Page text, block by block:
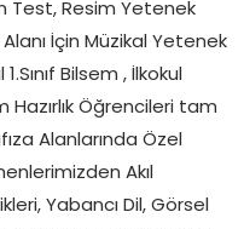
Test, Resim Yetenek
Alanı İçin Müzikal Yetenek
Bilsem , İlkokul
Hazırlık Öğrencileri tam
Alanlarında Özel
Akıl
Yabancı Dil, Görsel